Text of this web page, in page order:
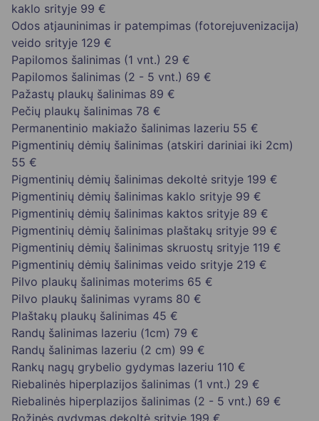
kaklo srityje 99 €
Odos atjauninimas ir patempimas (fotorejuvenizacija)
veido srityje 129 €
Papilomos šalinimas (1 vnt.) 29 €
Papilomos šalinimas (2 - 5 vnt.) 69 €
Pažastų plaukų šalinimas 89 €
Pečių plaukų šalinimas 78 €
Permanentinio makiažo šalinimas lazeriu 55 €
Pigmentinių dėmių šalinimas (atskiri dariniai iki 2cm)
55 €
Pigmentinių dėmių šalinimas dekoltė srityje 199 €
Pigmentinių dėmių šalinimas kaklo srityje 99 €
Pigmentinių dėmių šalinimas kaktos srityje 89 €
Pigmentinių dėmių šalinimas plaštakų srityje 99 €
Pigmentinių dėmių šalinimas skruostų srityje 119 €
Pigmentinių dėmių šalinimas veido srityje 219 €
Pilvo plaukų šalinimas moterims 65 €
Pilvo plaukų šalinimas vyrams 80 €
Plaštakų plaukų šalinimas 45 €
Randų šalinimas lazeriu (1cm) 79 €
Randų šalinimas lazeriu (2 cm) 99 €
Rankų nagų grybelio gydymas lazeriu 110 €
Riebalinės hiperplazijos šalinimas (1 vnt.) 29 €
Riebalinės hiperplazijos šalinimas (2 - 5 vnt.) 69 €
Rožinės gydymas dekoltė srityje 199 €